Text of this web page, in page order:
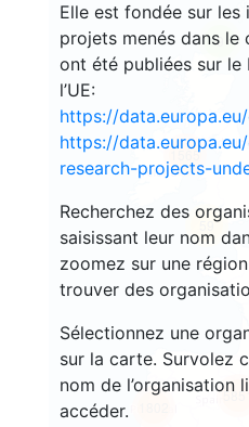
Elle est fondée sur
projets menés dans le
ont été publiées sur
l’UE:
https://
https://
research-projects-
Recherchez des
saisissant leur nom
zoomez sur une
trouver des
Sélectionnez une
sur la carte. Survolez
nom de l’organisation
accéder.
9
59
1565